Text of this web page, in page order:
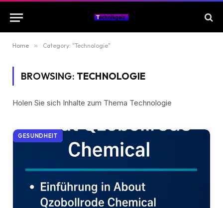
Home » Category: "Technologie"
BROWSING: TECHNOLOGIE
Holen Sie sich Inhalte zum Thema Technologie
GESUNDHEIT